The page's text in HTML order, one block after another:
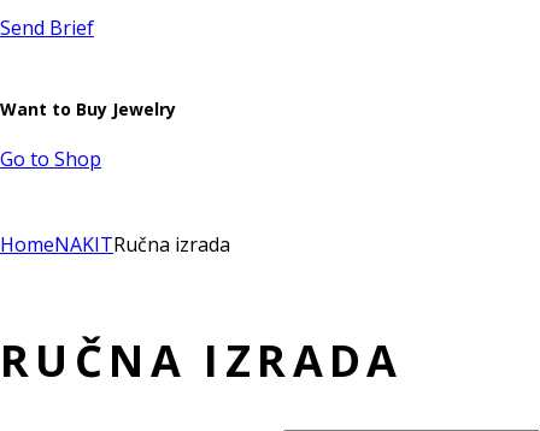
Send Brief
Want to Buy Jewelry
Go to Shop
HomeNAKITRučna izrada
RUČNA IZRADA